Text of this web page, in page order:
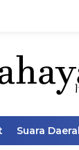
Suara